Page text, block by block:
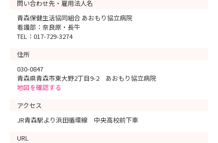
問い合わせ先・雇用法人名
青森保健生活協同組合 あおもり協立病院
看護部：奈良原・長牛
TEL：017-729-3274
住所
030-0847
青森県青森市東大野2丁目9-2 あおもり協立病院
地図を確認する
アクセス
JR青森駅より浜田循環線 中央高校前下車
URL